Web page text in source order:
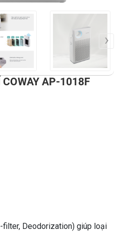
›
COWAY AP-1018F
filter, Deodorization) giúp loại